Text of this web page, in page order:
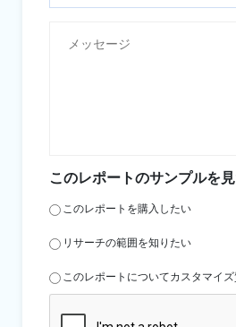
このレポートのサンプルを
このレポートを購入したい
リサーチの範囲を知りたい
このレポートについてカスタマイ